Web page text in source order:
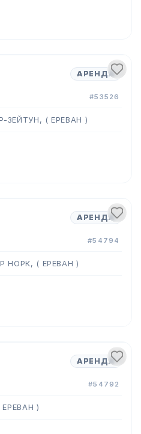
АРЕНДА
#53526
ЗЕЙТУН, ( ЕРЕВАН )
АРЕНДА
#54794
НОРК, ( ЕРЕВАН )
АРЕНДА
#54792
)